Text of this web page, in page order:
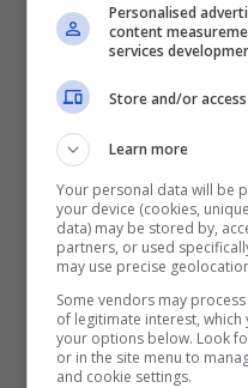
di Don Matteo 14:
riprese si stanno
precisamente in
l’attore genovese
becchetti sulla
capelli ricci più
Personalised
content
services
Store and/or
Learn more
Your personal data will be
your device (cookies,
data) may be stored by,
partners, or used
may use precise
Some vendors may
of legitimate interest,
your options below. Look
or in the site menu to
and cookie settings.